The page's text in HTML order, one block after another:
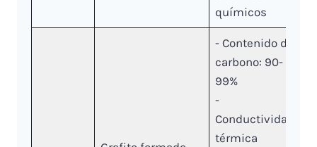
químicos
- Contenido de
carbono: 90-
99%
-
Conductividad
térmica